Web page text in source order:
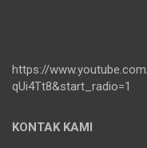
https://
qUi4Tt8&start_radio=1
KONTAK KAMI